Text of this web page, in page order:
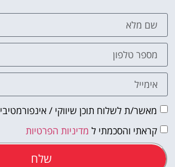
לחצו
מאשר/ת לשלוח תוכן שיווקי / אינפורמטיבי
קראתי והסכמתי ל מדיניות הפרטיות
שלח